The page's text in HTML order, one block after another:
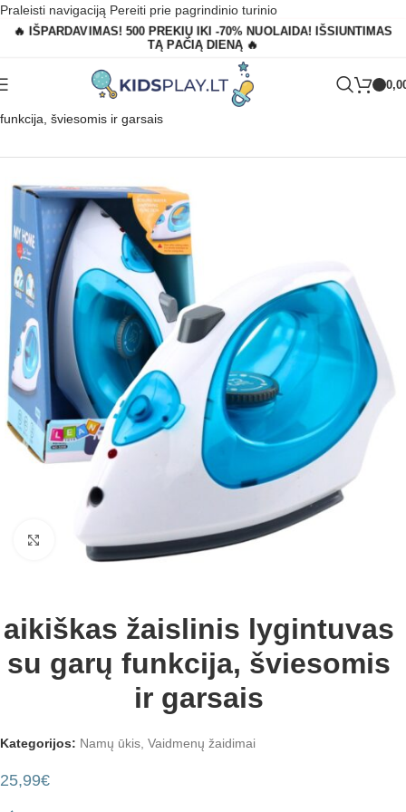
Praleisti navigaciją Pereiti prie pagrindinio turinio
🔥 IŠPARDAVIMAS! 500 PREKIŲ IKI -70% NUOLAIDA! IŠSIUNTIMAS
TĄ PAČIĄ DIENĄ 🔥
Parduotuvė
aikiškas žaislinis lygintuvas su garų
funkcija, šviesomis ir garsais
Padidinti
aikiškas žaislinis lygintuvas
su garų funkcija, šviesomis
ir garsais
Kategorijos: Namų ūkis Vaidmenų žaidimai
25,99€